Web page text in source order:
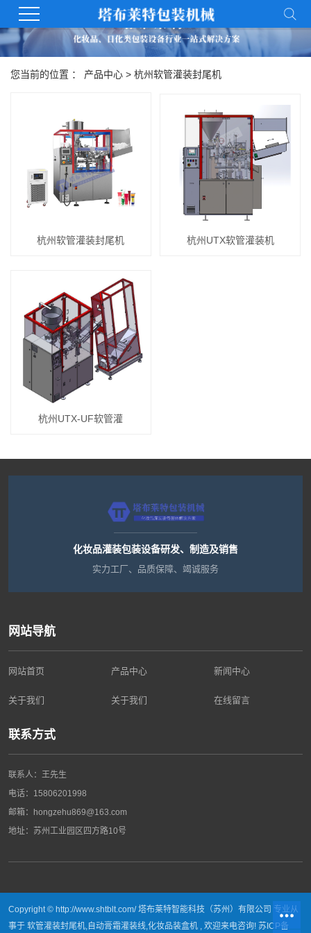
您当前的位置 ： 产品中心 > 杭州软管灌装封尾机
杭州软管灌装封尾机 杭州UTX软管灌装机
杭州UTX-UF软管灌
化妆品灌装包装设备研发、制造及销售
实力工厂、品质保障、竭诚服务
网站导航
网站首页 产品中心 新闻中心
关于我们 关于我们 在线留言
联系方式
联系人：王先生
电话： 15806201998
邮箱：hongzehu869@163.com
地址： 苏州工业园区四方路10号
Copyright © http://www.shtblt.com/ 塔布莱特智能科技（苏州）有限公司 专业从
事于 软管灌装封尾机, 自动膏霜灌装线,化妆品装盒机 , 欢迎来电咨询! 苏ICP备